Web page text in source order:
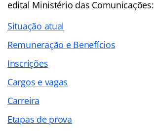
edital Ministério das Comunicações:
Situação atual
Remuneração e Benefícios
Inscrições
Cargos e vagas
Carreira
Etapas de prova